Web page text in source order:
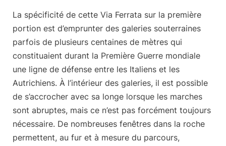
La spécificité de cette Via Ferrata sur la première
portion est d’emprunter des galeries souterraines
parfois de plusieurs centaines de mètres qui
constituaient durant la Première Guerre mondiale
une ligne de défense entre les Italiens et les
Autrichiens. À l’intérieur des galeries, il est possible
de s’accrocher avec sa longe lorsque les marches
sont abruptes, mais ce n’est pas forcément toujours
nécessaire. De nombreuses fenêtres dans la roche
permettent, au fur et à mesure du parcours,